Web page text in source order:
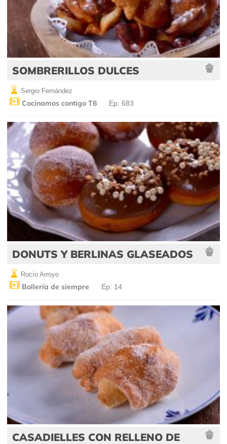
SOMBRERILLOS DULCES
Sergio Fernández
Cocinamos contigo T6 Ep: 683
DONUTS Y BERLINAS GLASEADOS
Rocío Arroyo
Bollería de siempre Ep: 14
CASADIELLES CON RELLENO DE